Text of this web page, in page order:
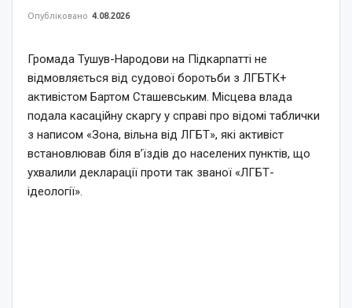
Опубліковано 4.08.2026
Громада Тушув-Народови на Підкарпатті не
відмовляється від судової боротьби з ЛГБТК+
активістом Бартом Сташевським. Місцева влада
подала касаційну скаргу у справі про відомі таблички
з написом «Зона, вільна від ЛГБТ», які активіст
встановлював біля в’їздів до населених пунктів, що
ухвалили декларації проти так званої «ЛГБТ-
ідеології».